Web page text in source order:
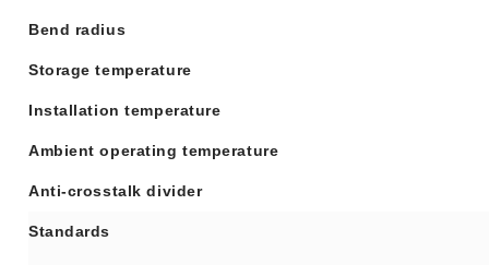
Bend radius
Storage temperature
Installation temperature
Ambient operating temperature
Anti-crosstalk divider
Standards